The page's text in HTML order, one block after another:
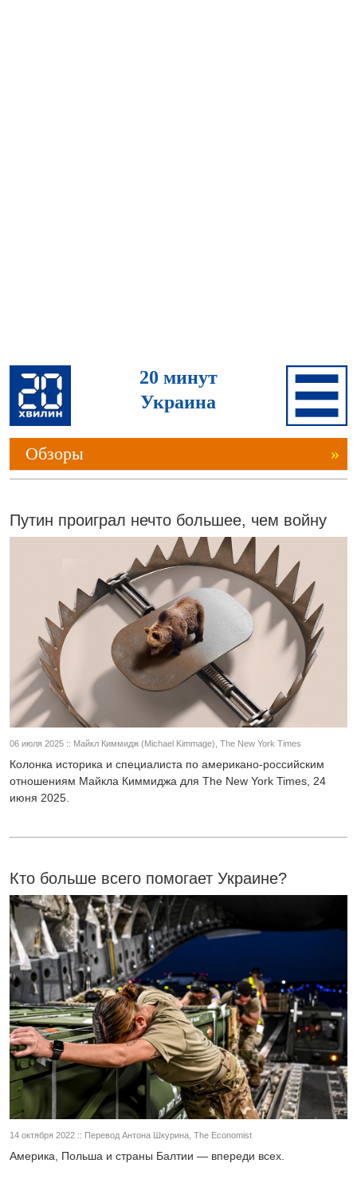
20 минут
Украина
Обзоры »
Путин проиграл нечто большее, чем войну
06 июля 2025 :: Майкл Киммидж (Michael Kimmage), The New York Times
Колонка историка и специалиста по американо-российским
отношениям Майкла Киммиджа для The New York Times, 24
июня 2025.
Кто больше всего помогает Украине?
14 октября 2022 :: Перевод Антона Шкурина, The Economist
Америка, Польша и страны Балтии — впереди всех.